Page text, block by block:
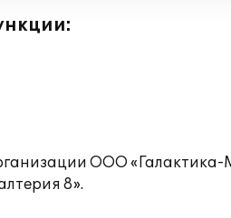
ООО «Галактика-
8».